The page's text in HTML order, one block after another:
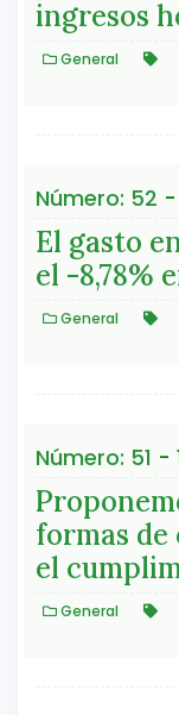
ingresos
General
Número: 52 -
El gasto
el -8,78%
General
Número: 51 -
formas
el
General